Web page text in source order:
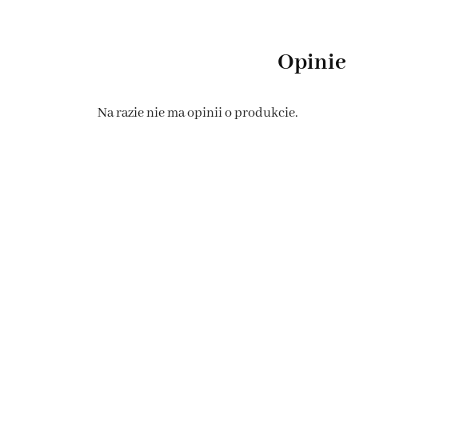
Opinie
Na razie nie ma opinii o produkcie.